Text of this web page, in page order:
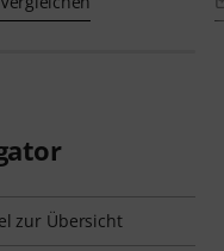
zur Übersicht